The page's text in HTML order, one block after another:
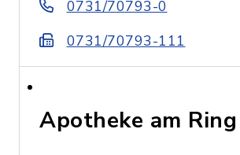
0731/70793-0
0731/70793-111
Apotheke am Ring